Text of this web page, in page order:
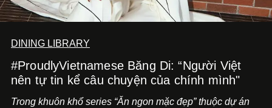
DINING LIBRARY
#ProudlyVietnamese Băng Di: “Người Việt
nên tự tin kể câu chuyện của chính mình"
Trong khuôn khổ series “Ăn ngon mặc đẹp” thuộc dự án